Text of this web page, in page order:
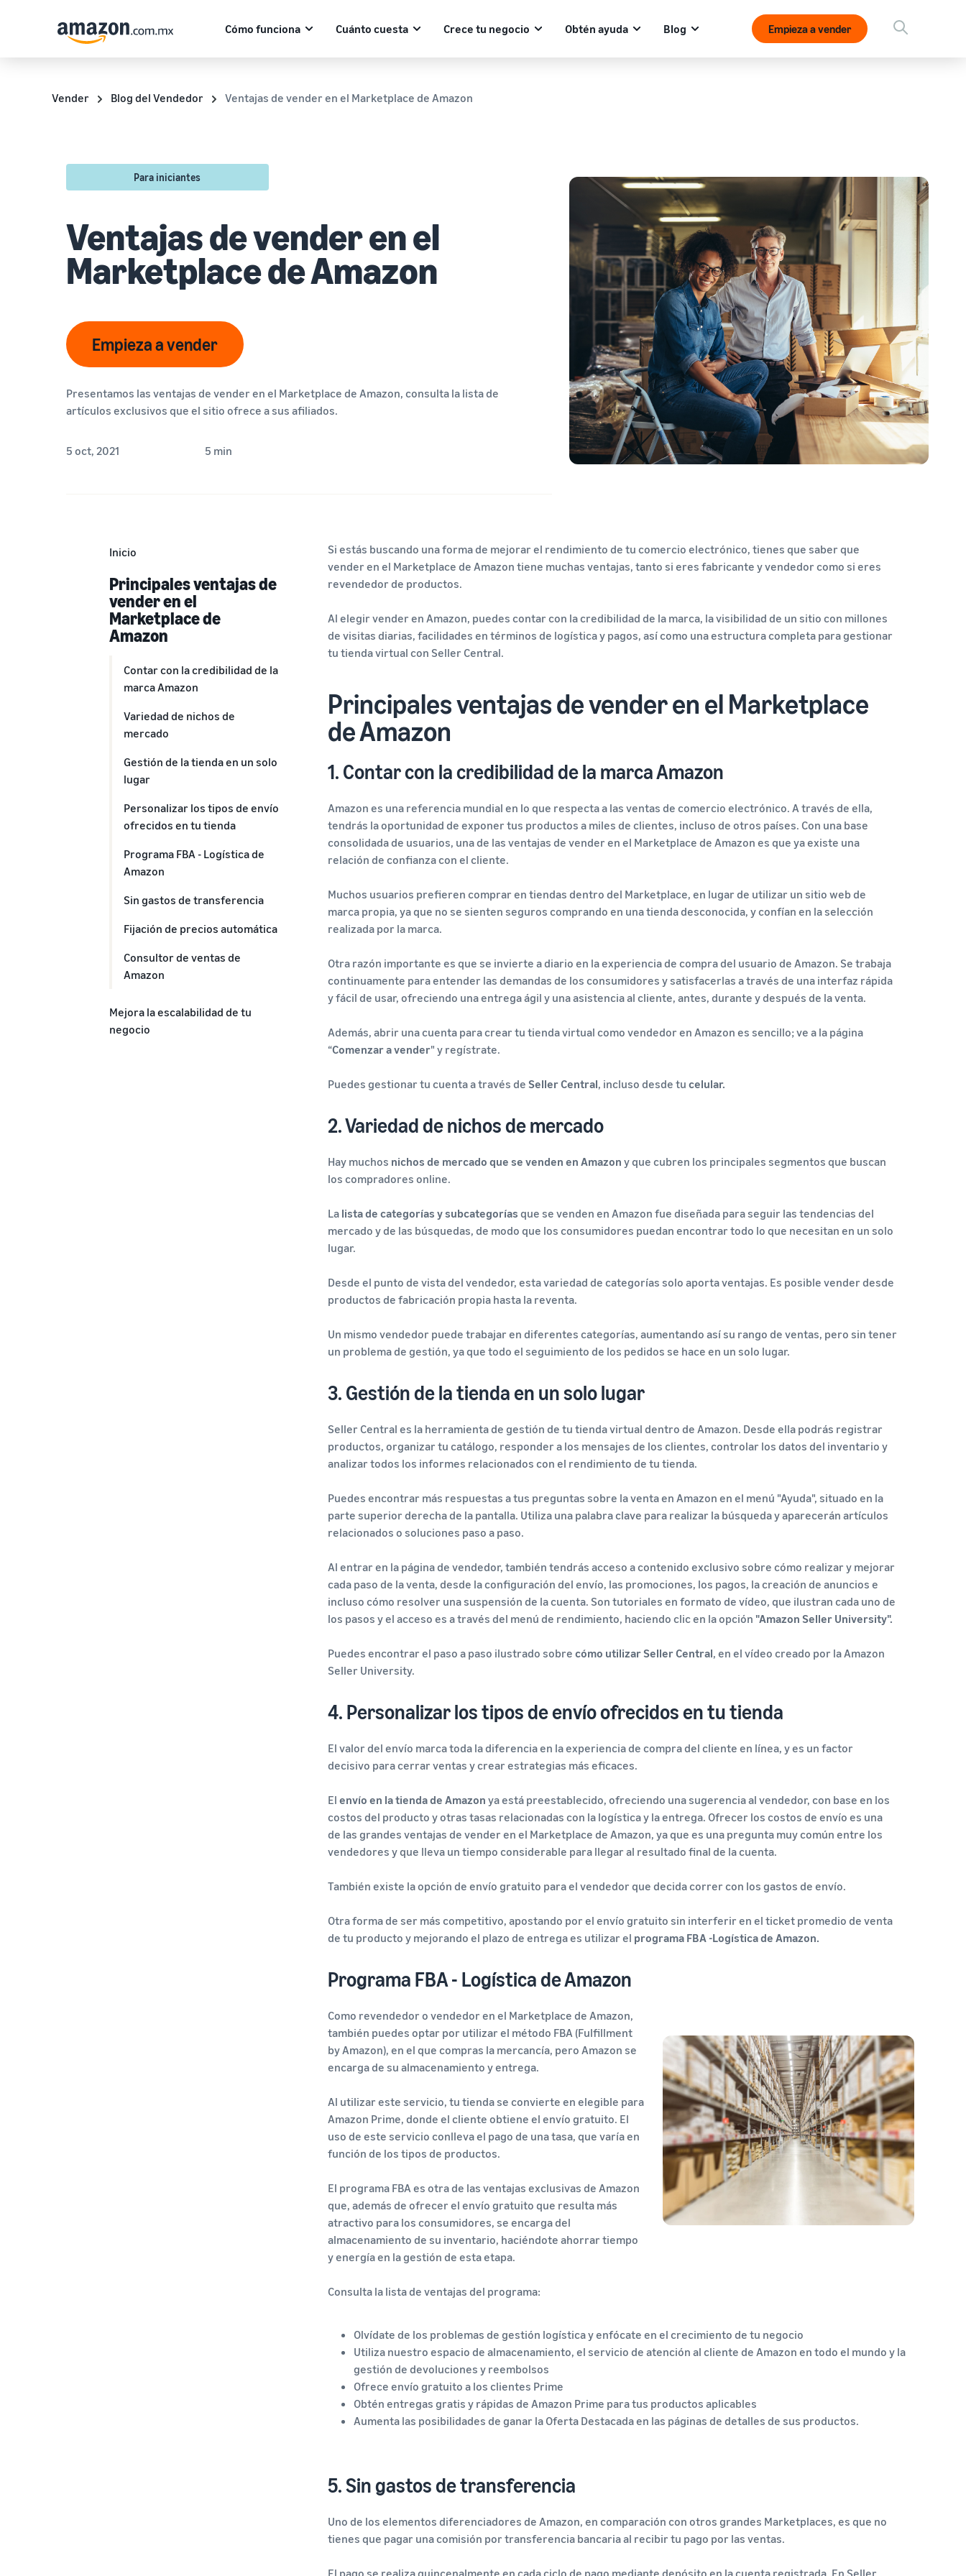
Cómo funciona Cuánto cuesta Crece tu negocio Obtén ayuda Blog Empieza a vender
Vender Blog del Vendedor Ventajas de vender en el Marketplace de Amazon
Para iniciantes
Ventajas de vender en el
Marketplace de Amazon
Empieza a vender
Presentamos las ventajas de vender en el Marketplace de Amazon, consulta la lista de
artículos exclusivos que el sitio ofrece a sus afiliados.
5 oct, 2021 5 min
Inicio
Principales ventajas de
vender en el
Marketplace de
Amazon
Contar con la credibilidad de la
marca Amazon
Variedad de nichos de
mercado
Gestión de la tienda en un solo
lugar
Personalizar los tipos de envío
ofrecidos en tu tienda
Programa FBA - Logística de
Amazon
Sin gastos de transferencia
Fijación de precios automática
Consultor de ventas de
Amazon
Mejora la escalabilidad de tu
negocio
Si estás buscando una forma de mejorar el rendimiento de tu comercio electrónico, tienes que saber que
vender en el Marketplace de Amazon tiene muchas ventajas, tanto si eres fabricante y vendedor como si eres
revendedor de productos.
Al elegir vender en Amazon, puedes contar con la credibilidad de la marca, la visibilidad de un sitio con millones
de visitas diarias, facilidades en términos de logística y pagos, así como una estructura completa para gestionar
tu tienda virtual con Seller Central.
Principales ventajas de vender en el Marketplace
de Amazon
1. Contar con la credibilidad de la marca Amazon
Amazon es una referencia mundial en lo que respecta a las ventas de comercio electrónico. A través de ella,
tendrás la oportunidad de exponer tus productos a miles de clientes, incluso de otros países. Con una base
consolidada de usuarios, una de las ventajas de vender en el Marketplace de Amazon es que ya existe una
relación de confianza con el cliente.
Muchos usuarios prefieren comprar en tiendas dentro del Marketplace, en lugar de utilizar un sitio web de
marca propia, ya que no se sienten seguros comprando en una tienda desconocida, y confían en la selección
realizada por la marca.
Otra razón importante es que se invierte a diario en la experiencia de compra del usuario de Amazon. Se trabaja
continuamente para entender las demandas de los consumidores y satisfacerlas a través de una interfaz rápida
y fácil de usar, ofreciendo una entrega ágil y una asistencia al cliente, antes, durante y después de la venta.
Además, abrir una cuenta para crear tu tienda virtual como vendedor en Amazon es sencillo; ve a la página
“Comenzar a vender" y regístrate.
Puedes gestionar tu cuenta a través de Seller Central, incluso desde tu celular.
2. Variedad de nichos de mercado
Hay muchos nichos de mercado que se venden en Amazon y que cubren los principales segmentos que buscan
los compradores online.
La lista de categorías y subcategorías que se venden en Amazon fue diseñada para seguir las tendencias del
mercado y de las búsquedas, de modo que los consumidores puedan encontrar todo lo que necesitan en un solo
lugar.
Desde el punto de vista del vendedor, esta variedad de categorías solo aporta ventajas. Es posible vender desde
productos de fabricación propia hasta la reventa.
Un mismo vendedor puede trabajar en diferentes categorías, aumentando así su rango de ventas, pero sin tener
un problema de gestión, ya que todo el seguimiento de los pedidos se hace en un solo lugar.
3. Gestión de la tienda en un solo lugar
Seller Central es la herramienta de gestión de tu tienda virtual dentro de Amazon. Desde ella podrás registrar
productos, organizar tu catálogo, responder a los mensajes de los clientes, controlar los datos del inventario y
analizar todos los informes relacionados con el rendimiento de tu tienda.
Puedes encontrar más respuestas a tus preguntas sobre la venta en Amazon en el menú "Ayuda", situado en la
parte superior derecha de la pantalla. Utiliza una palabra clave para realizar la búsqueda y aparecerán artículos
relacionados o soluciones paso a paso.
Al entrar en la página de vendedor, también tendrás acceso a contenido exclusivo sobre cómo realizar y mejorar
cada paso de la venta, desde la configuración del envío, las promociones, los pagos, la creación de anuncios e
incluso cómo resolver una suspensión de la cuenta. Son tutoriales en formato de vídeo, que ilustran cada uno de
los pasos y el acceso es a través del menú de rendimiento, haciendo clic en la opción "Amazon Seller University".
Puedes encontrar el paso a paso ilustrado sobre cómo utilizar Seller Central, en el vídeo creado por la Amazon
Seller University.
4. Personalizar los tipos de envío ofrecidos en tu tienda
El valor del envío marca toda la diferencia en la experiencia de compra del cliente en línea, y es un factor
decisivo para cerrar ventas y crear estrategias más eficaces.
El envío en la tienda de Amazon ya está preestablecido, ofreciendo una sugerencia al vendedor, con base en los
costos del producto y otras tasas relacionadas con la logística y la entrega. Ofrecer los costos de envío es una
de las grandes ventajas de vender en el Marketplace de Amazon, ya que es una pregunta muy común entre los
vendedores y que lleva un tiempo considerable para llegar al resultado final de la cuenta.
También existe la opción de envío gratuito para el vendedor que decida correr con los gastos de envío.
Otra forma de ser más competitivo, apostando por el envío gratuito sin interferir en el ticket promedio de venta
de tu producto y mejorando el plazo de entrega es utilizar el programa FBA -Logística de Amazon.
Programa FBA - Logística de Amazon
Como revendedor o vendedor en el Marketplace de Amazon,
también puedes optar por utilizar el método FBA (Fulfillment
by Amazon), en el que compras la mercancía, pero Amazon se
encarga de su almacenamiento y entrega.
Al utilizar este servicio, tu tienda se convierte en elegible para
Amazon Prime, donde el cliente obtiene el envío gratuito. El
uso de este servicio conlleva el pago de una tasa, que varía en
función de los tipos de productos.
El programa FBA es otra de las ventajas exclusivas de Amazon
que, además de ofrecer el envío gratuito que resulta más
atractivo para los consumidores, se encarga del
almacenamiento de su inventario, haciéndote ahorrar tiempo
y energía en la gestión de esta etapa.
Consulta la lista de ventajas del programa:
Olvídate de los problemas de gestión logística y enfócate en el crecimiento de tu negocio
Utiliza nuestro espacio de almacenamiento, el servicio de atención al cliente de Amazon en todo el mundo y la
gestión de devoluciones y reembolsos
Ofrece envío gratuito a los clientes Prime
Obtén entregas gratis y rápidas de Amazon Prime para tus productos aplicables
Aumenta las posibilidades de ganar la Oferta Destacada en las páginas de detalles de sus productos.
5. Sin gastos de transferencia
Uno de los elementos diferenciadores de Amazon, en comparación con otros grandes Marketplaces, es que no
tienes que pagar una comisión por transferencia bancaria al recibir tu pago por las ventas.
El pago se realiza quincenalmente en cada ciclo de pago mediante depósito en la cuenta registrada. En Seller